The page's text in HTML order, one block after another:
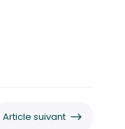
Article suivant $